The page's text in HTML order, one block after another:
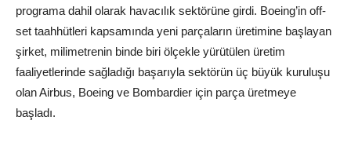
programa dahil olarak havacılık sektörüne girdi. Boeing’in off-
set taahhütleri kapsamında yeni parçaların üretimine başlayan
şirket, milimetrenin binde biri ölçekle yürütülen üretim
faaliyetlerinde sağladığı başarıyla sektörün üç büyük kuruluşu
olan Airbus, Boeing ve Bombardier için parça üretmeye
başladı.